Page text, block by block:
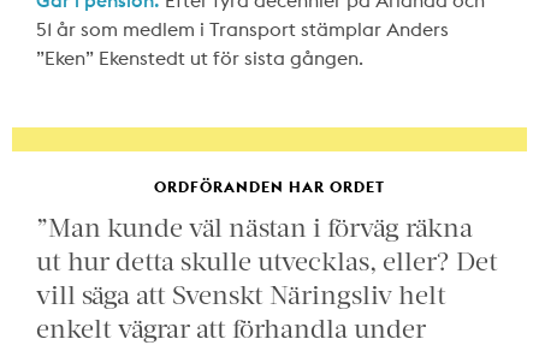
51 år som medlem i Transport stämplar Anders
”Eken” Ekenstedt ut för sista gången.
ORDFÖRANDEN HAR ORDET
”Man kunde väl nästan i förväg räkna
ut hur detta skulle utvecklas, eller? Det
vill säga att Svenskt Näringsliv helt
enkelt vägrar att förhandla under